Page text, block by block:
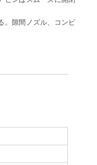
。隙間ノズル、コンビ